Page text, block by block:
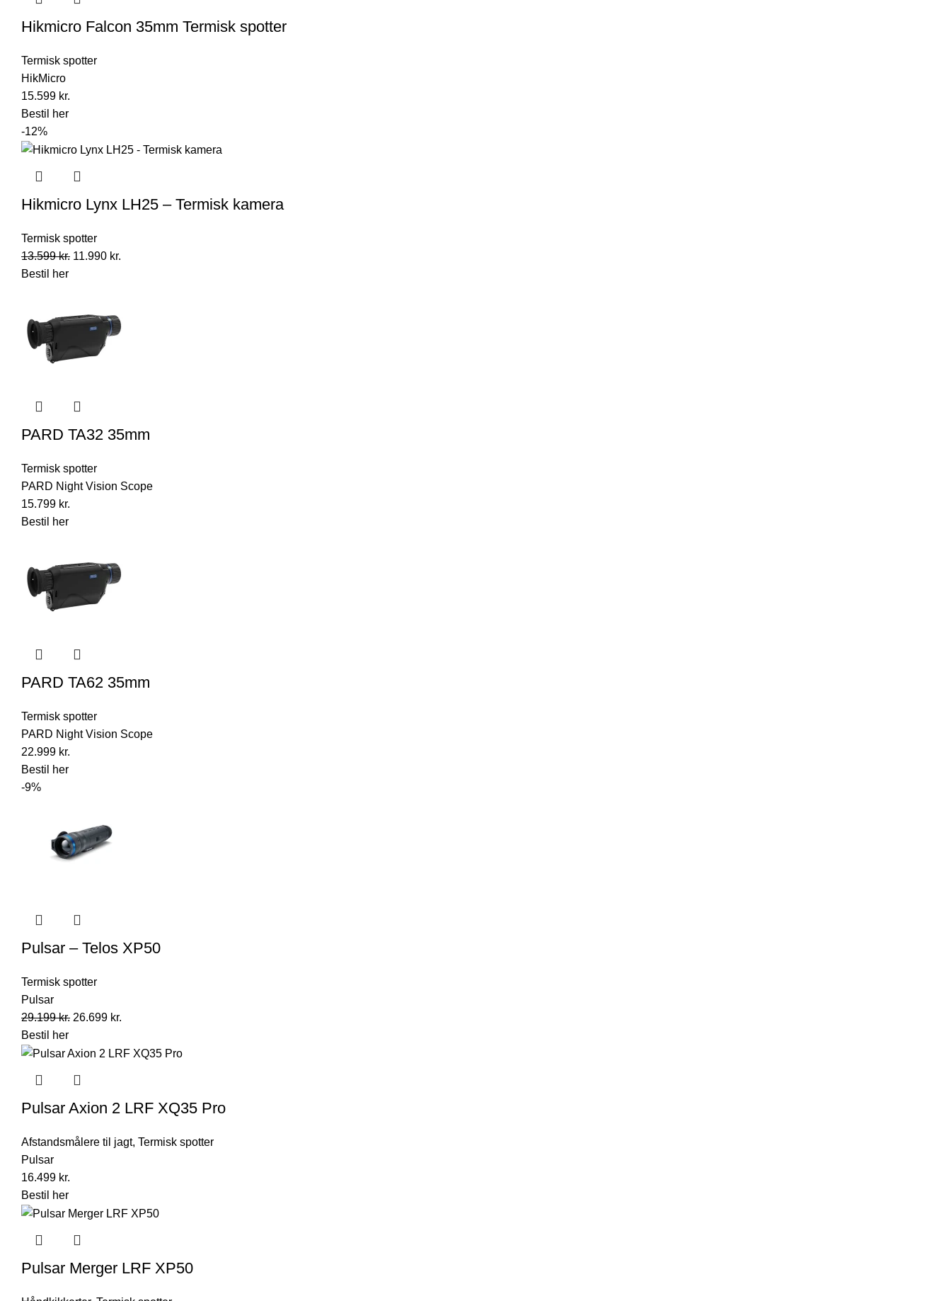
Hikmicro Falcon 35mm Termisk spotter
Termisk spotter
HikMicro
15.599 kr.
Bestil her
-12%
Hikmicro Lynx LH25 – Termisk kamera
Termisk spotter
13.599kr. Original
11.990 kr.
Bestil her
PARD TA32 35mm
Termisk spotter
PARD Night Vision Scope
15.799 kr.
Bestil her
PARD TA62 35mm
Termisk spotter
PARD Night Vision Scope
22.999 kr.
Bestil her
-9%
Pulsar – Telos XP50
Termisk spotter
Pulsar
29.199kr. Original
was:
26.699 kr.
is:
Bestil her
Pulsar Axion 2 LRF XQ35 Pro
Afstandsmålere til jagt, Termisk spotter
Pulsar
16.499 kr.
Bestil her
Pulsar Merger LRF XP50